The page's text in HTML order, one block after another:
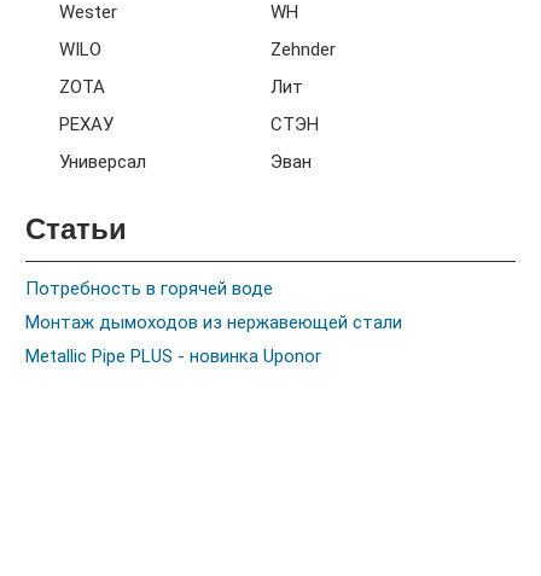
Wester
WH
WILO
Zehnder
ZOTA
Лит
РЕХАУ
СТЭН
Универсал
Эван
Статьи
Потребность в горячей воде
Монтаж дымоходов из нержавеющей стали
Metallic Pipe PLUS - новинка Uponor